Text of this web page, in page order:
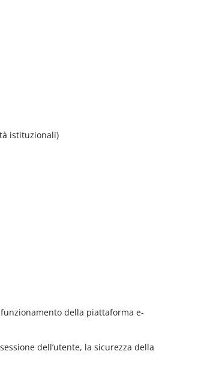
istituzionali)
della piattaforma e-
dell’utente, la sicurezza della